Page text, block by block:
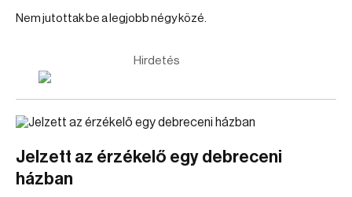
Nem jutottak be a legjobb négy közé.
Hirdetés
Jelzett az érzékelő egy debreceni
házban